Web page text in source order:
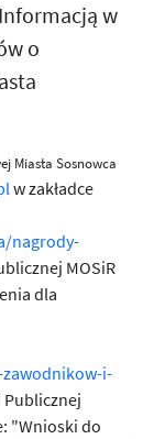
w
o
Miasta Sosnowca
w zakładce
nagrody-
MOSiR
dla
i-
"Wnioski do